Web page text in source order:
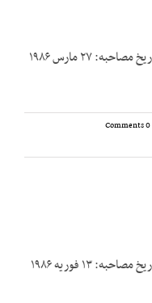
روایت‌کننده: آقای دکتر هوشنگ نهاوندی تاریخ مصاحبه: ۲۷ مارس ۱۹۸۶
0 Comments
روایت‌کننده: آقای دکتر هوشنگ نهاوندی تاریخ مصاحبه: ۱۳ فوریه ۱۹۸۶